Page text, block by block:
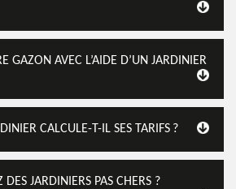
GAZON AVEC L’AIDE D’UN JARDINIER
CALCULE-T-IL SES TARIFS ?
DES JARDINIERS PAS CHERS ?